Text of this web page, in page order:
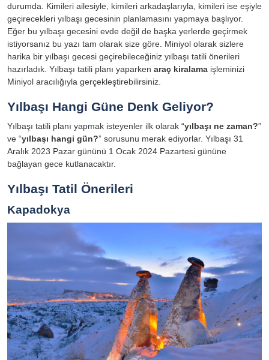
durumda. Kimileri ailesiyle, kimileri arkadaşlarıyla, kimileri ise eşiyle
geçirecekleri yılbaşı gecesinin planlamasını yapmaya başlıyor.
Eğer bu yılbaşı gecesini evde değil de başka yerlerde geçirmek
istiyorsanız bu yazı tam olarak size göre. Miniyol olarak sizlere
harika bir yılbaşı gecesi geçirebileceğiniz yılbaşı tatili önerileri
hazırladık. Yılbaşı tatili planı yaparken araç kiralama işleminizi
Miniyol aracılığıyla gerçekleştirebilirsiniz.
Yılbaşı Hangi Güne Denk Geliyor?
Yılbaşı tatili planı yapmak isteyenler ilk olarak “yılbaşı ne zaman?”
ve “yılbaşı hangi gün?” sorusunu merak ediyorlar. Yılbaşı 31
Aralık 2023 Pazar gününü 1 Ocak 2024 Pazartesi gününe
bağlayan gece kutlanacaktır.
Yılbaşı Tatil Önerileri
Kapadokya